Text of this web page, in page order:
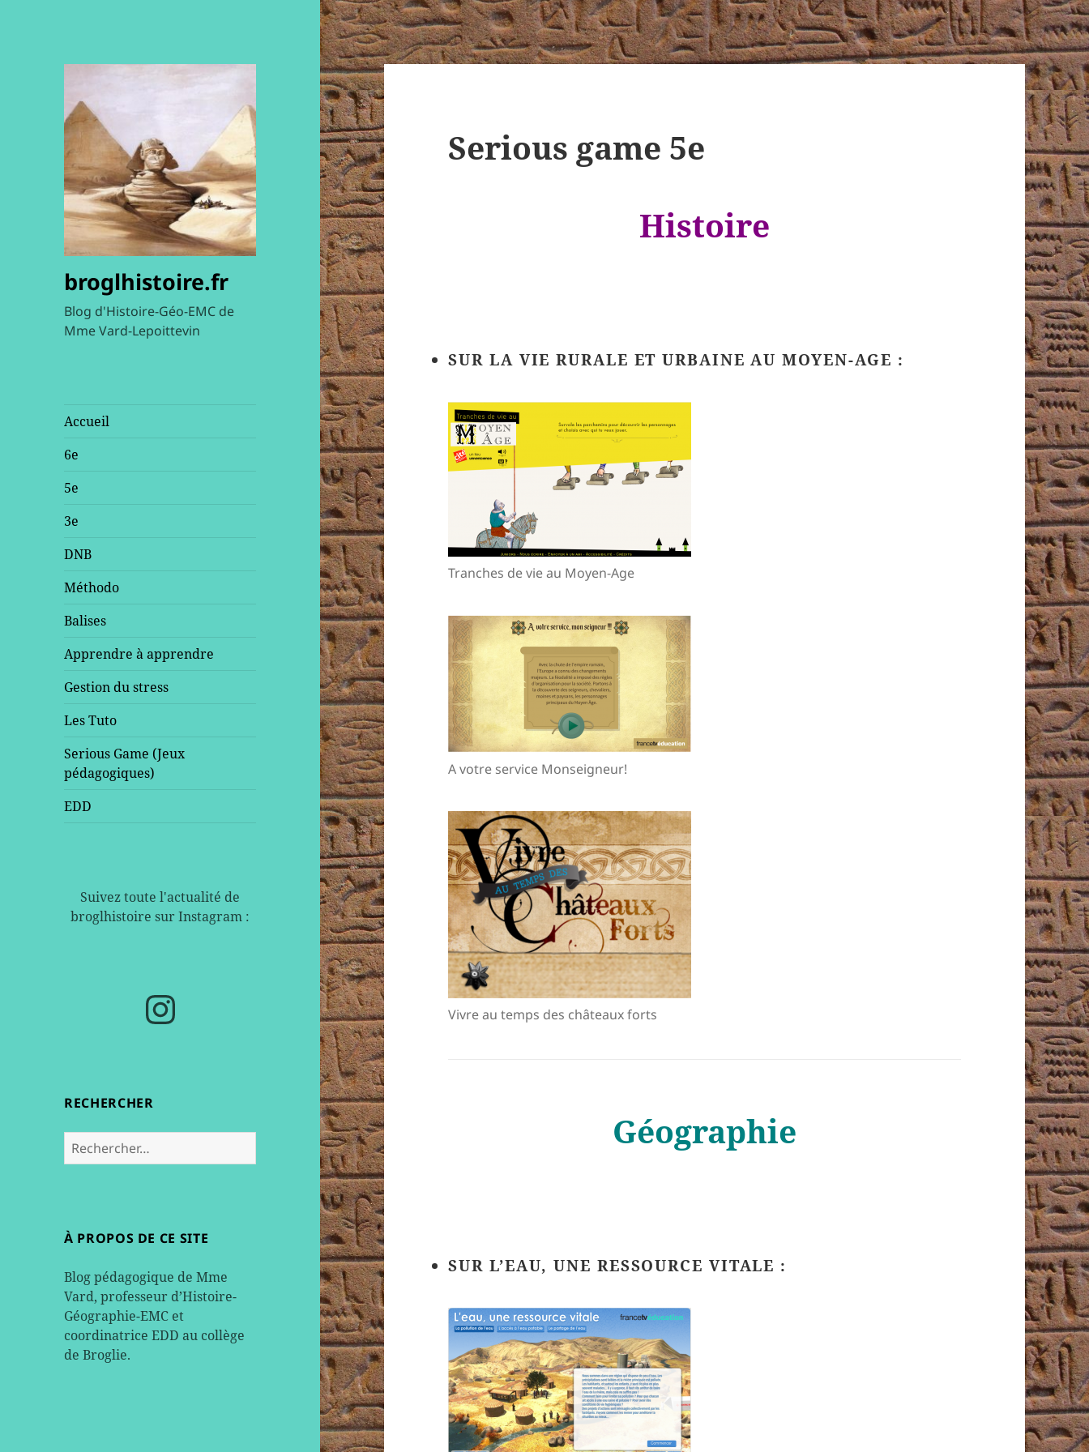
broglhistoire.fr
Blog d'Histoire-Géo-EMC de
Mme Vard-Lepoittevin
Accueil
6e
5e
3e
DNB
Méthodo
Balises
Apprendre à apprendre
Gestion du stress
Les Tuto
Serious Game (Jeux
pédagogiques)
EDD
Suivez toute l'actualité de
broglhistoire sur Instagram :
Instagram
RECHERCHER
Rechercher :
À PROPOS DE CE SITE
Blog pédagogique de Mme
Vard, professeur d’Histoire-
Géographie-EMC et
coordinatrice EDD au collège
de Broglie.
Serious game 5e
Histoire
SUR LA VIE RURALE ET URBAINE AU MOYEN-AGE :
Tranches de vie au Moyen-Age
A votre service Monseigneur!
Vivre au temps des châteaux forts
Géographie
SUR L’EAU, UNE RESSOURCE VITALE :